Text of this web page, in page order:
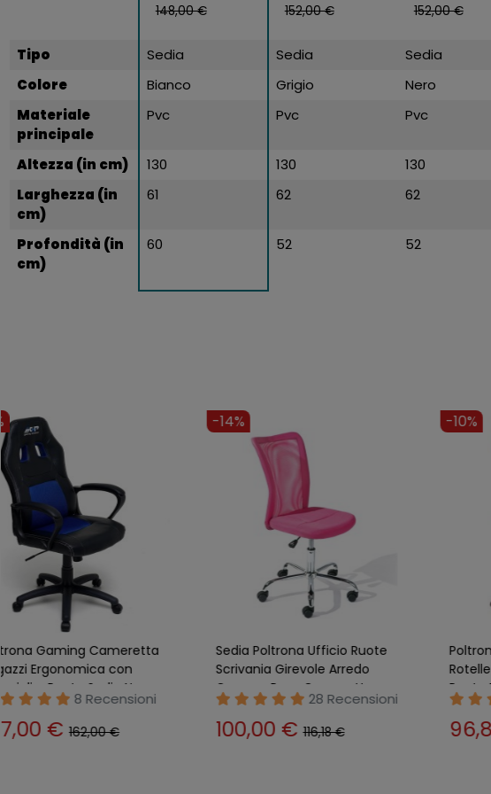
148,00 € 152,00 € 152,00 €
Tipo Sedia Sedia Sedia
Colore
Bianco Grigio Nero
Materiale
principale
Pvc Pvc Pvc
Altezza (in cm) 130 130 130
Larghezza (in
cm)
61 62 62
Profondità (in
cm)
60 52 52
-9%
Poltrona Gaming Cameretta
Ragazzi Ergonomica con
Braccioli e Ruote Sedia Nera
8 Recensioni
147,00 €162,00 €
Sedia Poltrona Ufficio Ruote
Scrivania Girevole Arredo
Camera Rosa Cameretta
28 Recensioni
100,00 €